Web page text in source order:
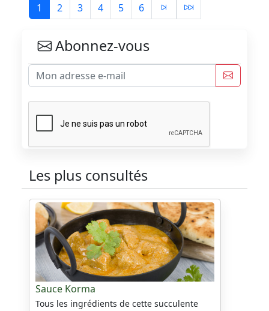
1 2 3 4 5 6
Abonnez-vous
Les plus consultés
Sauce Korma
Tous les ingrédients de cette succulente